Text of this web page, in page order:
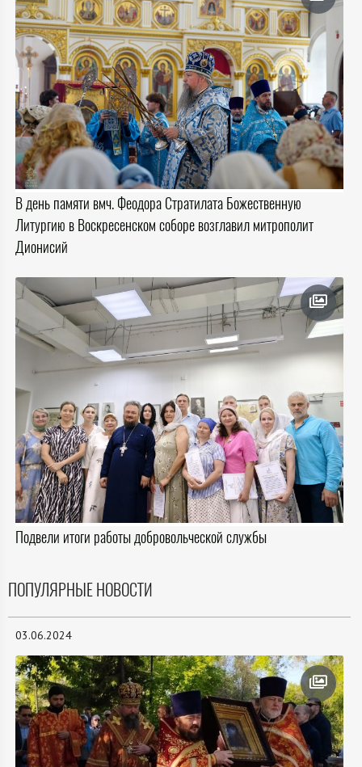
В день памяти вмч. Феодора Стратилата Божественную
Литургию в Воскресенском соборе возглавил митрополит
Дионисий
Подвели итоги работы добровольческой службы
ПОПУЛЯРНЫЕ НОВОСТИ
03.06.2024